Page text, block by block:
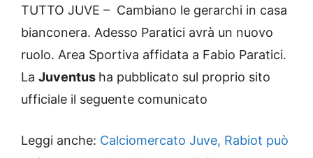
TUTTO JUVE – Cambiano le gerarchi in casa
bianconera. Adesso Paratici avrà un nuovo
ruolo. Area Sportiva affidata a Fabio Paratici.
La Juventus ha pubblicato sul proprio sito
ufficiale il seguente comunicato
Leggi anche: Calciomercato Juve, Rabiot può